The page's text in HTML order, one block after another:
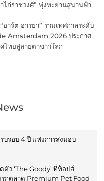
ไก่ราชวงศ์” พุ่งทะยานสู่น่านฟ้า
อาร์ต อารยา” ร่วมเทศกาลระดับ
Amsterdam 2026 ประกาศ
ไทยสู่สายตาชาวโลก
รอบ 4 ปี แห่งการส่งมอบ
ตัว ‘The Goody’ ที่ท็อปส์
กตลาด Premium Pet Food